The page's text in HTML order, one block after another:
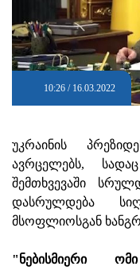
10:26 / 16.03.2022
უკრაინის
ავრცელებს,
შემთხვევაში
დასრულდება
მსოფლიოსგან
"ნებისმიერი